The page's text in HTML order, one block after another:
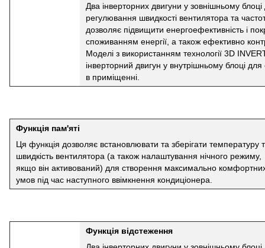
Два інверторних двигуни у зовнішньому
регулювання швидкості вентилятора та
дозволяє підвищити енергоефективність і
споживанням енергії, а також ефективно
Моделі з використанням технології 3D
інверторний двигун у внутрішньому блоці
в приміщенні.
Функція пам'яті
Ця функція дозволяє встановлювати та зберігати температуру
швидкість вентилятора (а також налаштування нічного режиму,
якщо він активований) для створення максимально
умов під час наступного ввімкнення кондиціонера.
Функція відстеження